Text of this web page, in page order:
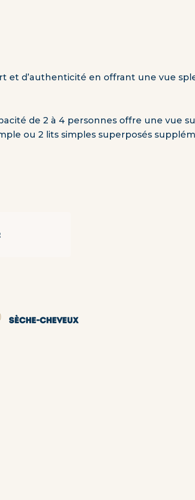
et d’authenticité en offrant une vue
de 2 à 4 personnes offre une vue
ou 2 lits simples superposés
SÈCHE-CHEVEUX